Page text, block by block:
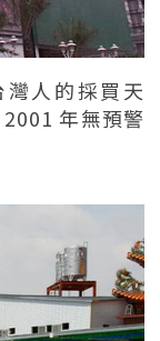
人的採買天
年無預警